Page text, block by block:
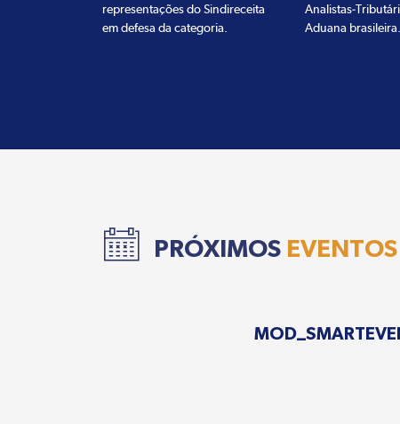
representações do Sindireceita
em defesa da categoria.
Analistas-
Aduana brasileira.
PRÓXIMOS EVENTOS